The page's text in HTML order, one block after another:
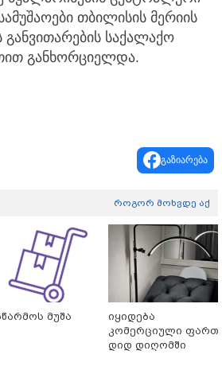
თბილისის მერიის
საქალაქო
განხორციელდა.
გაზიარება
როგორ მოხვდე აქ
მუშა
იყიდება
კომერციული
დიდ დიღომში